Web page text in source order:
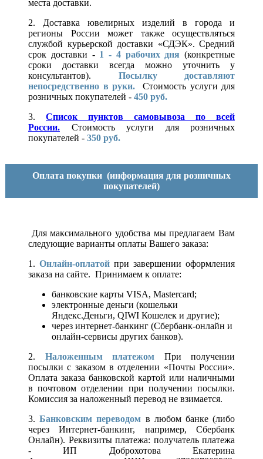
места доставки.
2. Доставка ювелирных изделий в города и
регионы России может также осуществляться
службой курьерской доставки «СДЭК». Средний
срок доставки - 1 - 4 рабочих дня (конкретные
сроки доставки всегда можно уточнить у
консультантов). Посылку доставляют
непосредственно в руки.
Стоимость услуги для
розничных покупателей - 450 руб.
3. Список пунктов самовывоза по всей
России.
Стоимость услуги для розничных
покупателей - 350 руб.
Оплата покупки (информация для розничных
покупателей)
Для максимального удобства мы предлагаем Вам
следующие варианты оплаты Вашего заказа:
1. Онлайн-оплатой при завершении оформления
заказа на сайте. Принимаем к оплате:
банковские карты VISA, Mastercard;
электронные деньги (кошельки
Яндекс.Деньги, QIWI Кошелек и другие);
через интернет-банкинг (Сбербанк-онлайн и
онлайн-сервисы других банков).
2. Наложенным платежом При получении
посылки с заказом в отделении «Почты России».
Оплата заказа банковской картой или наличными
в почтовом отделении при получении посылки.
Комиссия за наложенный перевод не взимается.
3.Банковским переводом в любом банке (либо
через Интернет-банкинг, например, Сбербанк
Онлайн). Реквизиты платежа: получатель платежа
- ИП Доброхотова Екатерина